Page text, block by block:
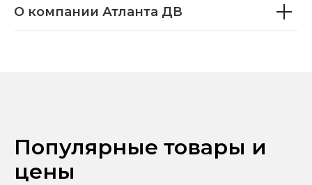
О компании Атланта ДВ
Популярные товары и
цены